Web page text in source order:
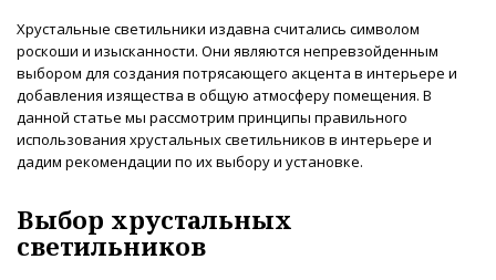
Хрустальные светильники издавна считались символом
роскоши и изысканности. Они являются непревзойденным
выбором для создания потрясающего акцента в интерьере и
добавления изящества в общую атмосферу помещения. В
данной статье мы рассмотрим принципы правильного
использования хрустальных светильников в интерьере и
дадим рекомендации по их выбору и установке.
Выбор хрустальных
светильников